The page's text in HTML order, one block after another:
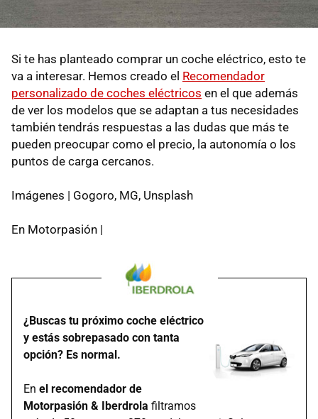
Si te has planteado comprar un coche eléctrico, esto te
va a interesar. Hemos creado el Recomendador
personalizado de coches eléctricos en el que además
de ver los modelos que se adaptan a tus necesidades
también tendrás respuestas a las dudas que más te
pueden preocupar como el precio, la autonomía o los
puntos de carga cercanos.
Imágenes | Gogoro, MG, Unsplash
En Motorpasión |
¿Buscas tu próximo coche eléctrico
y estás sobrepasado con tanta
opción? Es normal.
En el recomendador de
Motorpasión & Iberdrola filtramos